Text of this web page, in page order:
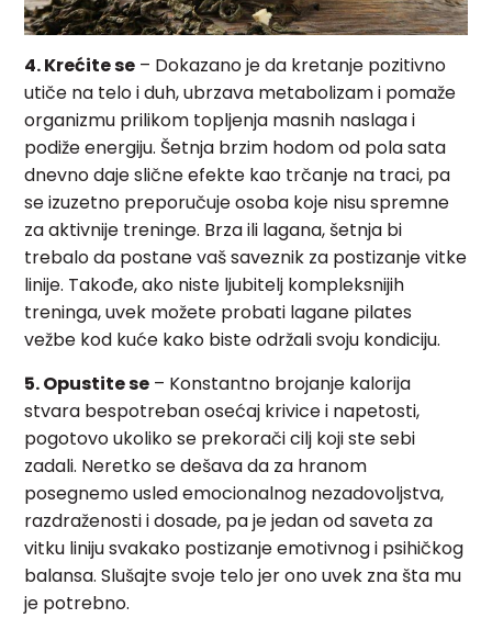
4. Krećite se – Dokazano je da kretanje pozitivno
utiče na telo i duh, ubrzava metabolizam i pomaže
organizmu prilikom topljenja masnih naslaga i
podiže energiju. Šetnja brzim hodom od pola sata
dnevno daje slične efekte kao trčanje na traci, pa
se izuzetno preporučuje osoba koje nisu spremne
za aktivnije treninge. Brza ili lagana, šetnja bi
trebalo da postane vaš saveznik za postizanje vitke
linije. Takođe, ako niste ljubitelj kompleksnijih
treninga, uvek možete probati lagane pilates
vežbe kod kuće kako biste održali svoju kondiciju.
5. Opustite se – Konstantno brojanje kalorija
stvara bespotreban osećaj krivice i napetosti,
pogotovo ukoliko se prekorači cilj koji ste sebi
zadali. Neretko se dešava da za hranom
posegnemo usled emocionalnog nezadovoljstva,
razdraženosti i dosade, pa je jedan od saveta za
vitku liniju svakako postizanje emotivnog i psihičkog
balansa. Slušajte svoje telo jer ono uvek zna šta mu
je potrebno.